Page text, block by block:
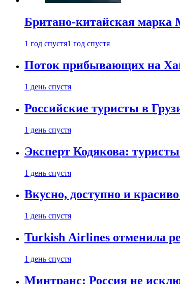
Британо-китайская марка
1 год спустя1 год спустя
Поток прибывающих на
1 день спустя
Российские туристы в
1 день спустя
Эксперт Кодякова:
1 день спустя
Вкусно, доступно и
1 день спустя
Turkish Airlines отменила
1 день спустя
Минтранс: Россия не